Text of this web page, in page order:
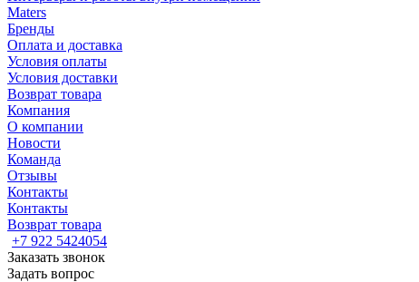
Maters
Бренды
Оплата и доставка
Условия оплаты
Условия доставки
Возврат товара
Компания
О компании
Новости
Команда
Отзывы
Контакты
Контакты
Возврат товара
+7 922 5424054
Заказать звонок
Задать вопрос